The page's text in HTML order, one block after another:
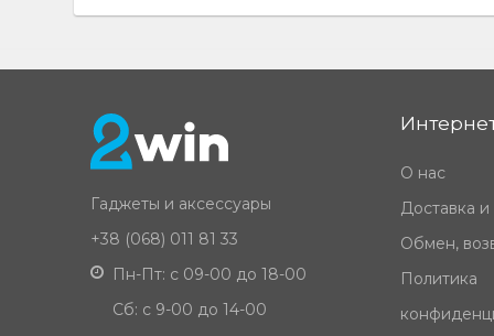
Гаджеты и аксессуары
+38 (068) 011 81 33
Пн-Пт: с 09-00 до 18-00
Сб: с 9-00 до 14-00
О нас
Доставка и
Обмен,
Политика